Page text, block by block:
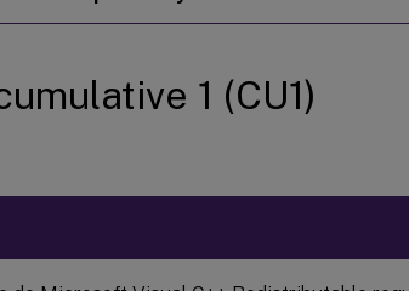
1 (CU1)